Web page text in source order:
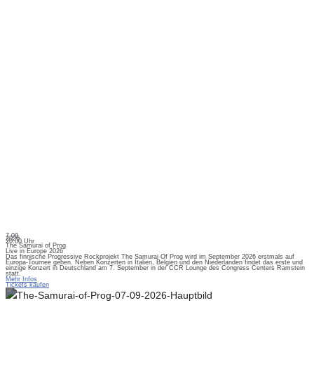
7.09.
2026
20:00 Uhr
The Samurai of Prog
Live in Europe 2026
Das finnische Progressive Rockprojekt The Samurai Of Prog wird im September 2026 erstmals auf
Europa-Tournee gehen. Neben Konzerten in Italien, Belgien und den Niederlanden findet das erste und
einzige Konzert in Deutschland am 7. September in der CCR Lounge des Congress Centers Ramstein
statt.
Mehr Infos
Tickets kaufen